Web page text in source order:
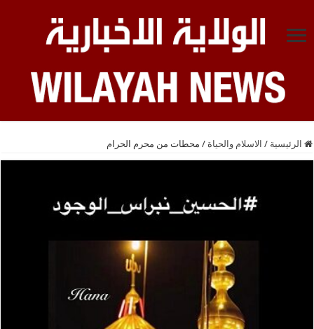
الرئيسية / الاسلام والحياة / محطات من محرم الحرام